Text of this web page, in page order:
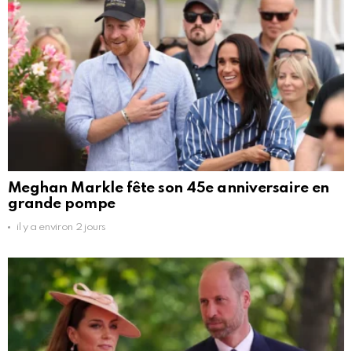
Meghan Markle fête son 45e anniversaire en
grande pompe
il y a environ 2 jours